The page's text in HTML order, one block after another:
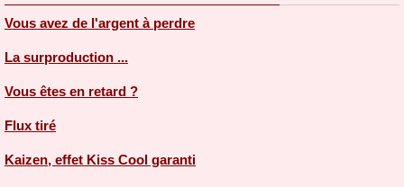
Vous avez de l'argent à perdre
La surproduction ...
Vous êtes en retard ?
Flux tiré
Kaizen, effet Kiss Cool garanti